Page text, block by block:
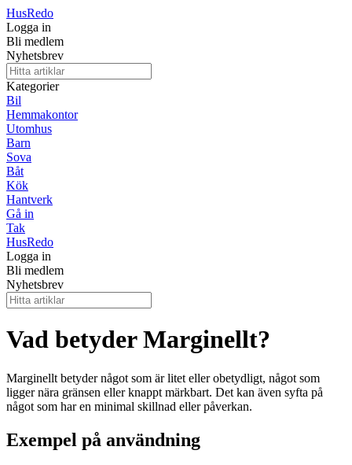
HusRedo
Logga in
Bli medlem
Nyhetsbrev
Kategorier
Bil
Hemmakontor
Utomhus
Barn
Sova
Båt
Kök
Hantverk
Gå in
Tak
HusRedo
Logga in
Bli medlem
Nyhetsbrev
Vad betyder Marginellt?
Marginellt betyder något som är litet eller obetydligt, något som
ligger nära gränsen eller knappt märkbart. Det kan även syfta på
något som har en minimal skillnad eller påverkan.
Exempel på användning